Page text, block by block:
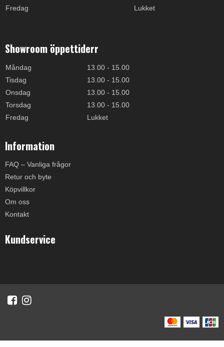
Fredag
Lukket
Showroom öppettiderr
Måndag
13.00 - 15.00
Tisdag
13.00 - 15.00
Onsdag
13.00 - 15.00
Torsdag
13.00 - 15.00
Fredag
Lukket
Information
FAQ – Vanliga frågor
Retur och byte
Köpvillkor
Om oss
Kontakt
Kundservice